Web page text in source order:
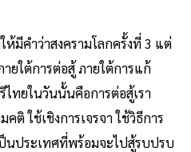
ห้มีคำว่าสงครามโลกครั้งที่ 3 แต่
ยใต้การต่อสู้ ภายใต้การแก้
ไทยในวันนั้นคือการต่อสู้เรา
คติ ใช้เชิงการเจรจา ใช้วิธีการ
นประเทศที่พร้อมจะไปสู้รบปรบ